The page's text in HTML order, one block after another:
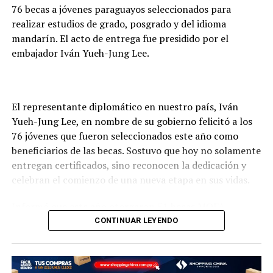
Armadas que estén en condiciones de albergar a la
gente.
Municipios en riesgo de inundaciones
podemos señalar que uno este más en riesgo que otro,
todos son importantes y a todos vamos a apoyar”,
exteriorizó.
De la reunión participaron los intendentes municipales
de Asunción, Luís Bello; de Limpio, Optaciano Gómez;
Mariano Roque Alonso, Carolina Aranda y de Luque,
Defensa Nacional el comandante de las Fuerzas
76 becas a jóvenes paraguayos seleccionados para
realizar estudios de grado, posgrado y del idioma
mandarín. El acto de entrega fue presidido por el
embajador Iván Yueh-Jung Lee.
El representante diplomático en nuestro país, Iván
Yueh-Jung Lee, en nombre de su gobierno felicitó a los
76 jóvenes que fueron seleccionados este año como
beneficiarios de las becas. Sostuvo que hoy no solamente
entregan certificados, sino reconocen la dedicación y
celebran el comienzo de una nueva etapa en sus vidas.
Taiwán; 13 del Fondo de Cooperación y Desarrollo
(ICDF); 10 Huayu para estudio del idioma mandarín y 2
CONTINUAR LEYENDO